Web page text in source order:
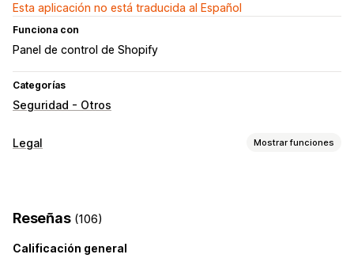
Esta aplicación no está traducida al Español
Funciona con
Panel de control de Shopify
Categorías
Seguridad - Otros
Legal Mostrar funciones
Casillas de verificación
Reseñas (106)
Calificación general